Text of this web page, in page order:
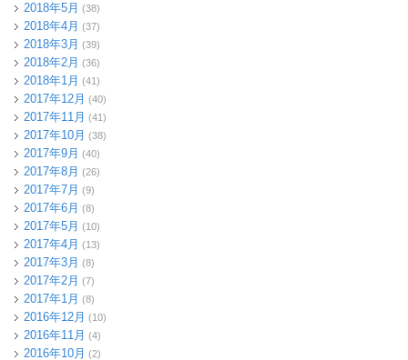
2018年5月 (38)
2018年4月 (37)
2018年3月 (39)
2018年2月 (36)
2018年1月 (41)
2017年12月 (40)
2017年11月 (41)
2017年10月 (38)
2017年9月 (40)
2017年8月 (26)
2017年7月 (9)
2017年6月 (8)
2017年5月 (10)
2017年4月 (13)
2017年3月 (8)
2017年2月 (7)
2017年1月 (8)
2016年12月 (10)
2016年11月 (4)
2016年10月 (2)